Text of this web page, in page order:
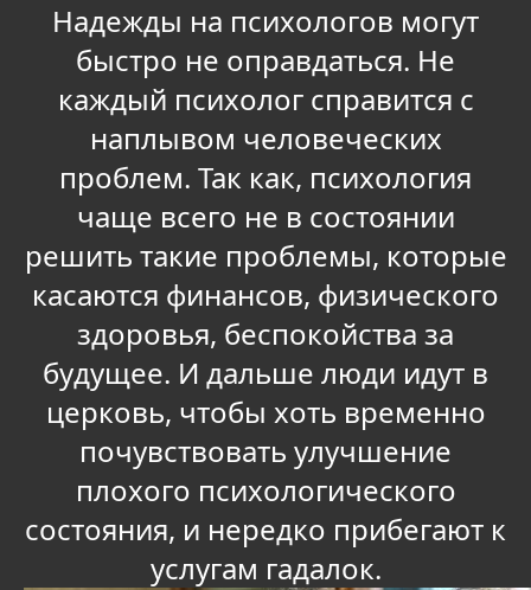
Надежды на психологов могут
быстро не оправдаться. Не
каждый психолог справится с
наплывом человеческих
проблем. Так как, психология
чаще всего не в состоянии
решить такие проблемы, которые
касаются финансов, физического
здоровья, беспокойства за
будущее. И дальше люди идут в
церковь, чтобы хоть временно
почувствовать улучшение
плохого психологического
состояния, и нередко прибегают к
услугам гадалок.